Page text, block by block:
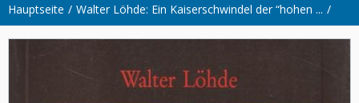
Hauptseite Walter Löhde: Ein Kaiserschwindel der “hohen ...